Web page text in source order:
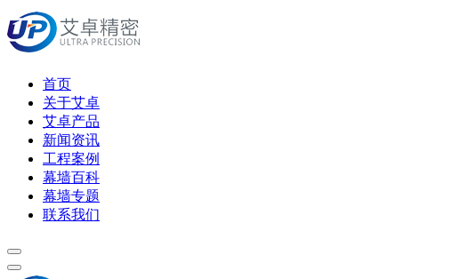
首页
关于艾卓
艾卓产品
新闻资讯
工程案例
幕墙百科
幕墙专题
联系我们